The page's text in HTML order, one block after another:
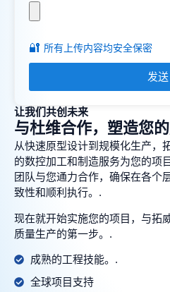
让我们共创未来
与杜维合作，塑造您
从快速原型设计到规模化生产，
的数控加工和制造服务为您的项
团队与您通力合作，确保在各个
致性和顺利执行。.
现在就开始实施您的项目，与拓
质量生产的第一步。.
成熟的工程技能。.
全球项目支持
🔐 所有上传内容均安全保密
发送